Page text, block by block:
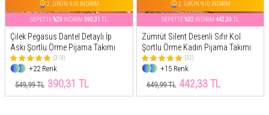
2. ÜRÜN %10 İNDİRİM
SEPETTE%29 İNDİRİM390,31 TL
Çilek Pegasus Dantel Detaylı İp
Askı Şortlu Örme Pijama Takımı
(319)
+22 Renk
549,99 TL 390,31 TL
2. ÜRÜN %10 İNDİRİM
SEPETTE%32İNDİRİM 442,33 TL
Zümrüt Silent Desenli Sıfır Kol
Şortlu Örme Kadın Pijama Takımı
(32)
+15 Renk
649,99 TL 442,33 TL